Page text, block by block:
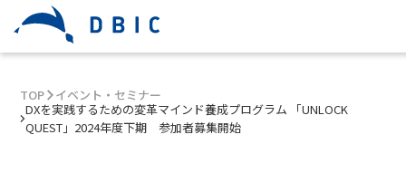
TOP
イベント・セミナー
DXを実践するための変革マインド養成プログラム 「UNLOCK
QUEST」2024年度下期 参加者募集開始